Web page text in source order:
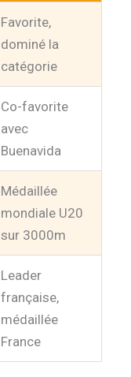
Favorite,
dominé la
catégorie
Co-favorite
avec
Buenavida
Médaillée
mondiale U20
sur 3000m
Leader
française,
médaillée
France